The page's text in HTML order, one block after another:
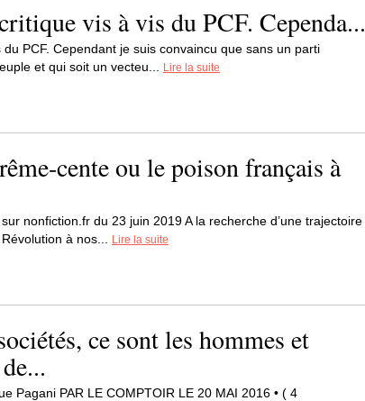
vis à vis du PCF. Cependa...
PCF. Cependant je suis convaincu que sans un parti
et qui soit un vecteu...
Lire la suite
cente ou le poison français à
nonfiction.fr du 23 juin 2019 A la recherche d’une trajectoire
à nos...
Lire la suite
ce sont les hommes et
Pagani PAR LE COMPTOIR LE 20 MAI 2016 • ( 4